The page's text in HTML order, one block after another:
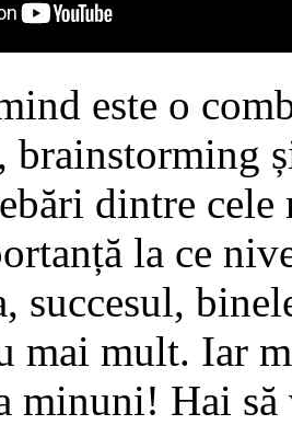
este o
brainstorming
dintre
la ce
succesul,
mai mult. Iar
minuni! Hai